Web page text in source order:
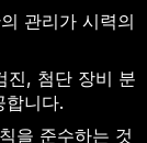
관리가 시력의
진, 첨단 장비 분
합니다.
을 준수하는 것